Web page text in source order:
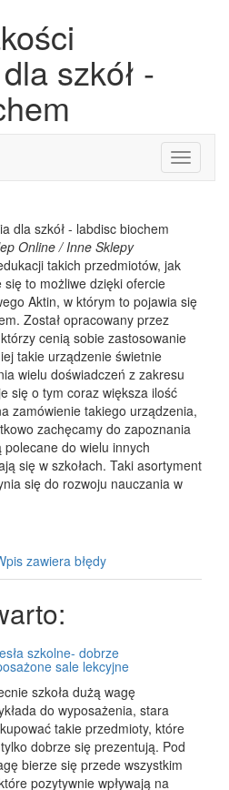
szkół -
Toggle
dla szkół - labdisc biochem
Online / Inne Sklepy
takich przedmiotów, jak
to możliwe dzięki ofercie
Aktin, w którym to pojawia się
Został opracowany przez
cenią sobie zastosowanie
takie urządzenie świetnie
wielu doświadczeń z zakresu
się o tym coraz większa ilość
zamówienie takiego urządzenia,
zachęcamy do zapoznania
polecane do wielu innych
się w szkołach. Taki asortyment
się do rozwoju nauczania w
zawiera błędy
szkolne- dobrze
sale lekcyjne
szkoła dużą wagę
do wyposażenia, stara
takie przedmioty, które
dobrze się prezentują. Pod
bierze się przede wszystkim
pozytywnie wpływają na